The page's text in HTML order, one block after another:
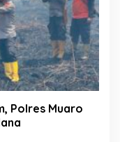
Polres Muaro